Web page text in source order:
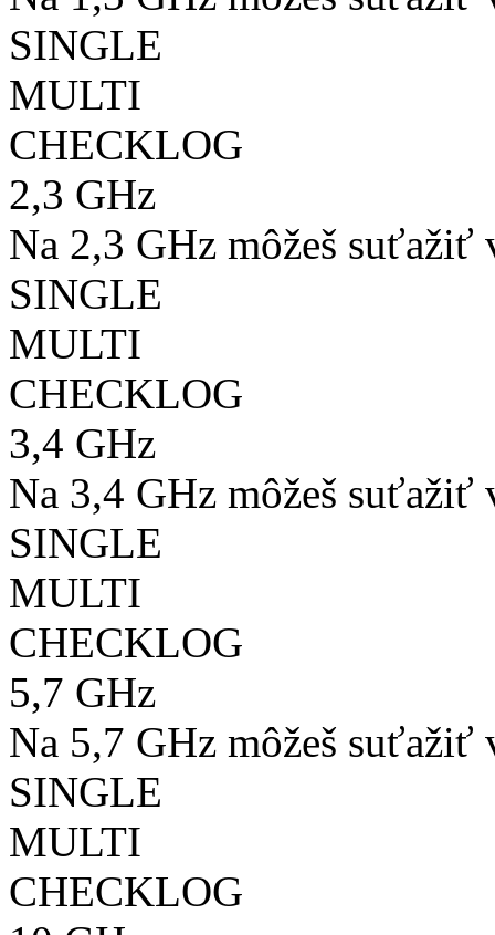
SINGLE
MULTI
CHECKLOG
2,3 GHz
Na 2,3 GHz môžeš suťažiť
SINGLE
MULTI
CHECKLOG
3,4 GHz
Na 3,4 GHz môžeš suťažiť
SINGLE
MULTI
CHECKLOG
5,7 GHz
Na 5,7 GHz môžeš suťažiť
SINGLE
MULTI
CHECKLOG